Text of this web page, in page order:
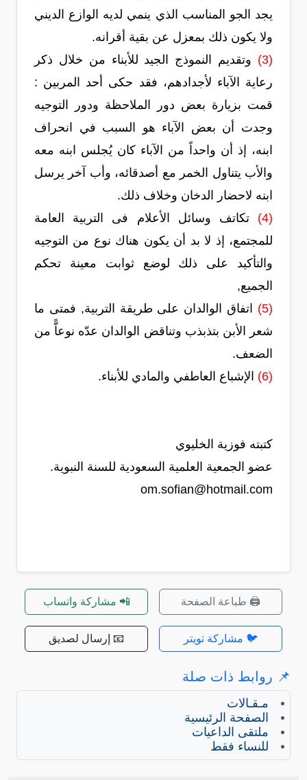
يجد الجو المناسب الذي ينمي لديه الوازع الديني
ولا يكون ذلك بمعزل عن بقية أقرانه.
(3)
وتقديم النموذج الجيد للأبناء من خلال ذكر
رعاية الآباء لأجدادهم، فقد حكى أحد المربين :
قمت بزيارة بعض دور الملاحظة ودور التوجيه
وجدت أن بعض الآباء هو السبب في انحراف
ابنه، إذ أن واحداً من الآباء كان يُجلس ابنه معه
والأب يتناول الخمر مع أصدقائه، وأب آخر يرسل
ابنه لاحضار الدخان وخلاف ذلك.
(4)
تكاتف وسائل الأعلام فى التربية العامة
للمجتمع، إذ لا بد أن يكون هناك نوع من التوجيه
والتأكيد على ذلك لوضع ثوابت معينة تحكم
الجميع,
(5)
اتفاق الوالدان على طريقة التربية, فمتى ما
شعر الأبن بتذبذب وتناقض الوالدان عدّه نوعاًّ من
الضعف.
(6)
الإشباع العاطفي والمادي للأبناء.
كتبته فوزية الخليوي
عضو الجمعية العلمية السعودية للسنة النبوية.
om.sofian@hotmail.com
🖨️ طباعة الصفحة 📲 مشاركة واتساب
🐦 مشاركة تويتر 📧 إرسال لصديق
📌 روابط ذات صلة
مـقـالات
الصفحة الرئيسية
ملتقى الداعيات
للنساء فقط